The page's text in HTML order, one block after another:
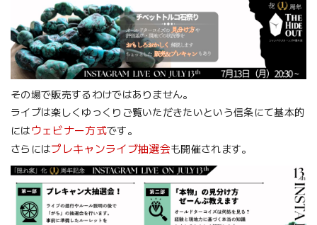
その場で販売するわけではありません。
ライブは楽しくゆっくりご覧いただきたいという信条にて基本的
にはウェビナー方式です。
さらにはプレキャンライブ抽選会も開催されます。